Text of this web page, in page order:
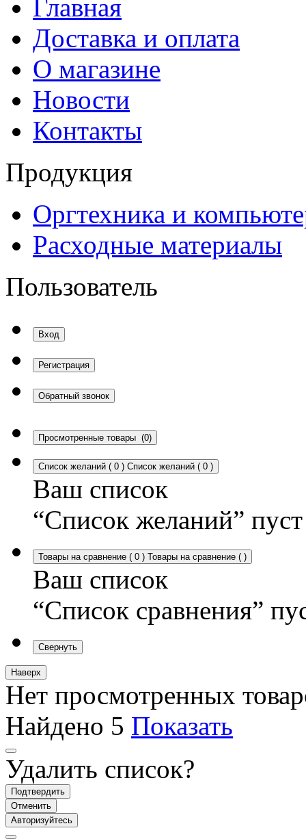
Главная
Доставка и оплата
О магазине
Новости
Контакты
Продукция
Оргтехника и
Расходные материалы
Пользователь
Вход
Регистрация
Обратный звонок
Просмотренные товары (0)
Список желаний ( 0 ) Список желаний ( 0 )
Ваш список
“Список желаний” пуст
Товары на сравнение ( 0 ) Товары на сравнение ( )
Ваш список
“Список сравнения”
Свернуть
Наверх
Нет просмотренных
Найдено 5 Показать
Удалить список?
Подтвердить
Отменить
Авторизуйтесь